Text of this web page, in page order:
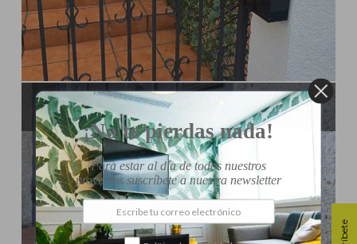
Influencer:Steffido
IDEAS PARA PROTEGER LA PUERTA DE TU HOGAR
¡No te pierdas nada!
Para estar al día de todos nuestros
proyectos suscríbete a nuestra newsletter